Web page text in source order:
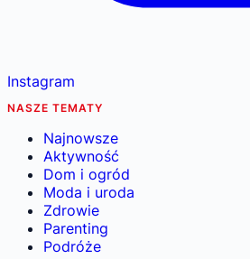
Instagram
NASZE TEMATY
Najnowsze
Aktywność
Dom i ogród
Moda i uroda
Zdrowie
Parenting
Podróże